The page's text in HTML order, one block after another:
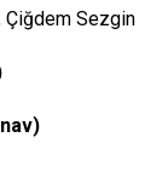
Çiğdem Sezgin